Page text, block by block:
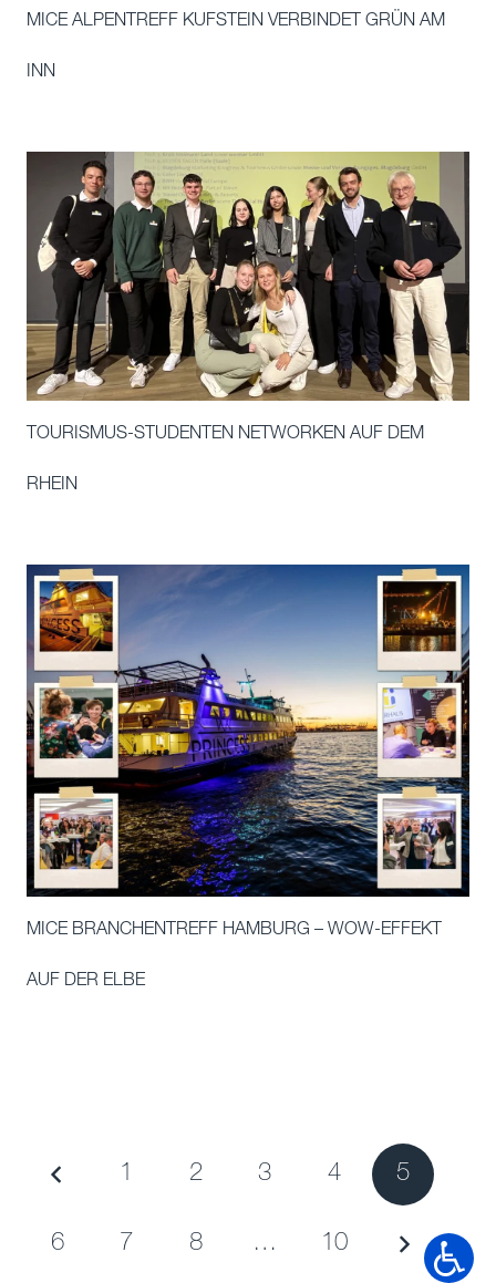
MICE ALPENTREFF KUFSTEIN VERBINDET GRÜN AM
INN
TOURISMUS-STUDENTEN NETWORKEN AUF DEM
RHEIN
MICE BRANCHENTREFF HAMBURG – WOW-EFFEKT
AUF DER ELBE
1 2 3 4 5
6 7 8 … 10